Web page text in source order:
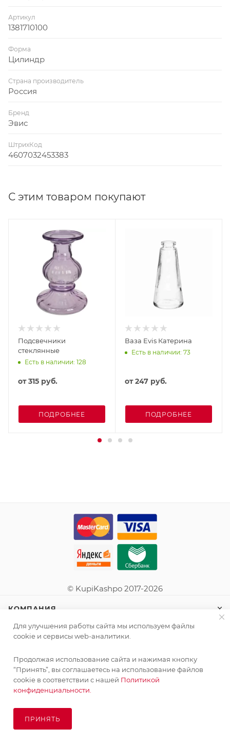
Артикул
1381710100
Форма
Цилиндр
Страна производитель
Россия
Бренд
Эвис
ШтрихКод
4607032453383
С этим товаром покупают
Подсвечники
стеклянные
Есть в наличии: 128
от315 руб.
ПОДРОБНЕЕ
Ваза Evis Катерина
Есть в наличии: 73
от247 руб.
ПОДРОБНЕЕ
© KupiKashpo 2017-2026
КОМПАНИЯ
ИНФОРМАЦИЯ
ПОМОЩЬ
ПОДПИСАТЬСЯ НА РАССЫЛКУ
Для улучшения работы сайта мы используем файлы
cookie и сервисы web-аналитики.
Продолжая использование сайта и нажимая кнопку
“Принять”, вы соглашаетесь на использование файлов
cookie в соответствии с нашей Политикой
конфиденциальности.
ПРИНЯТЬ